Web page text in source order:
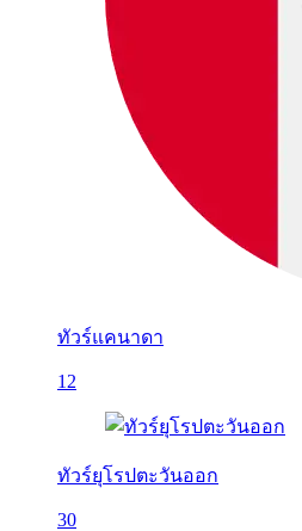
ทัวร์แคนาดา
12
ทัวร์ยุโรปตะวันออก
30